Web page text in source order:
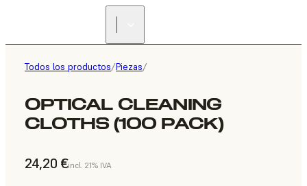
Todos los productos/Piezas/
OPTICAL CLEANING
CLOTHS (100 PACK)
24,20 €incl. 21% IVA